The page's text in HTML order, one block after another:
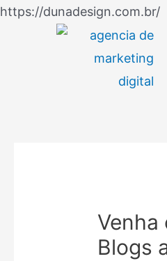
https://dunadesign.com.br/Ir
Blogs
Navegação